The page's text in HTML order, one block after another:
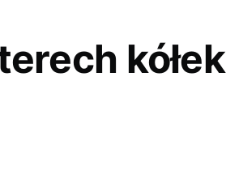
kółek